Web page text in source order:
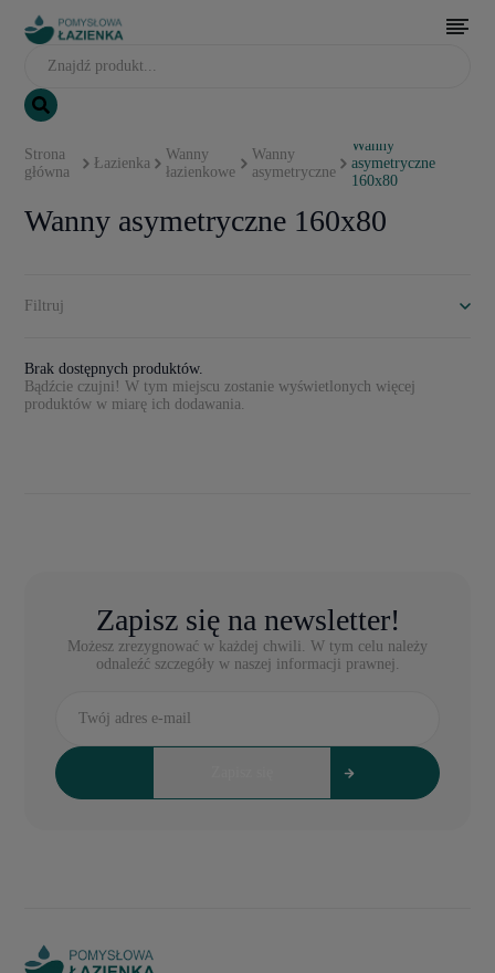
Strona
główna
Łazienka
Wanny
łazienkowe
Wanny
asymetryczne
Wanny
asymetryczne
160x80
Wanny asymetryczne 160x80
Filtruj
Brak dostępnych produktów.
Bądźcie czujni! W tym miejscu zostanie wyświetlonych więcej
produktów w miarę ich dodawania.
Zapisz się na newsletter!
Możesz zrezygnować w każdej chwili. W tym celu należy
odnaleźć szczegóły w naszej informacji prawnej.